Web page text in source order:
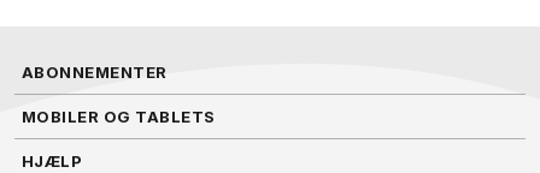
ABONNEMENTER
MOBILER OG TABLETS
HJÆLP